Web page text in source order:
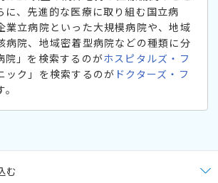
に、先進的な医療に取り組む国立病
業立病院といった大規模病院や、地域
病院、地域密着型病院などの種類に分
院」を検索するのがホスピタルズ・フ
ック」を検索するのが ドクターズ・フ
む